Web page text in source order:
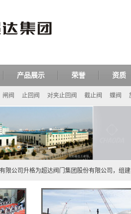
产品展示 荣誉 资质
闸阀 止回阀 对夹止回阀 截止阀 蝶阀
限公司升格为超达阀门集团股份有限公司，组